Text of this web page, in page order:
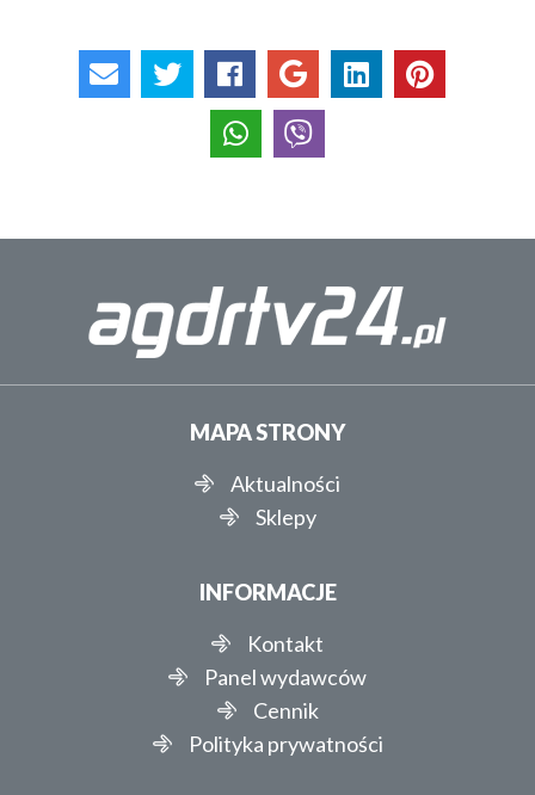
MAPA STRONY
Aktualności
Sklepy
INFORMACJE
Kontakt
Panel wydawców
Cennik
Polityka prywatności